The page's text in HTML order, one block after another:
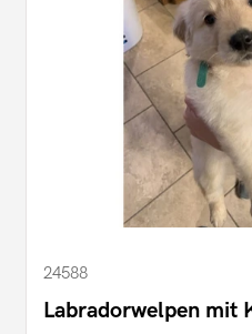
24588
Labradorwelpen mit